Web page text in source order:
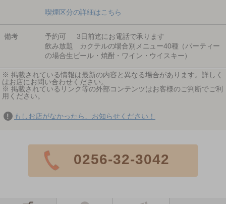
喫煙区分の詳細はこちら
備考
予約可 3日前迄にお電話で承ります
飲み放題 カクテルの場合別メニュー40種（パーティー
の場合生ビール・焼酎・ワイン・ウイスキー）
※ 掲載されている情報は最新の内容と異なる場合があります。詳しく
はお店にお問い合わせください。
※ 掲載されているリンク等の外部コンテンツはお客様のご判断でご利
用ください。
もしお店がなかったら、お知らせください！
0256-32-3042